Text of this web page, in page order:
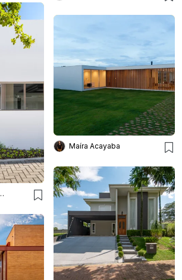
Arquitetura
Maíra Acayaba